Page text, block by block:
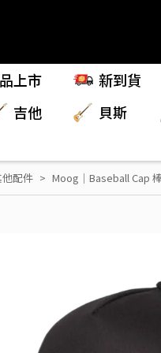
上市
新到貨
吉他 貝斯
配件 Moog｜Baseball Cap